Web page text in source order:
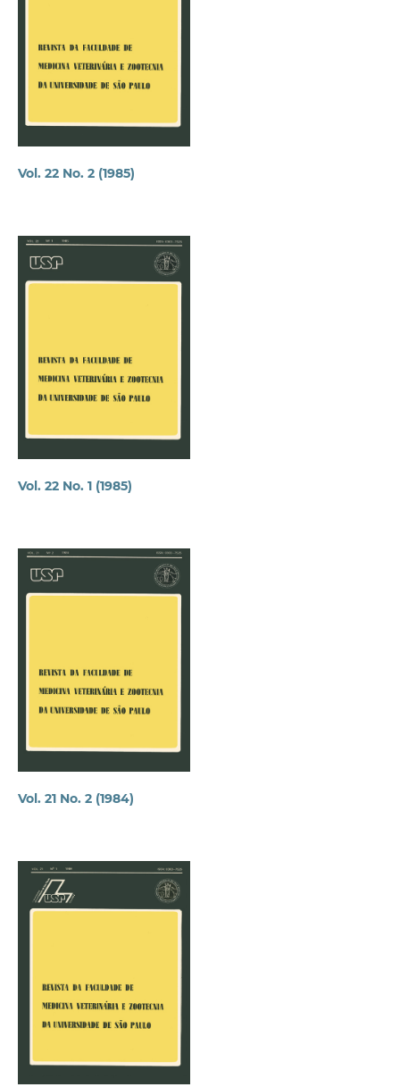
Vol. 22 No. 2 (1985)
Vol. 22 No. 1 (1985)
Vol. 21 No. 2 (1984)